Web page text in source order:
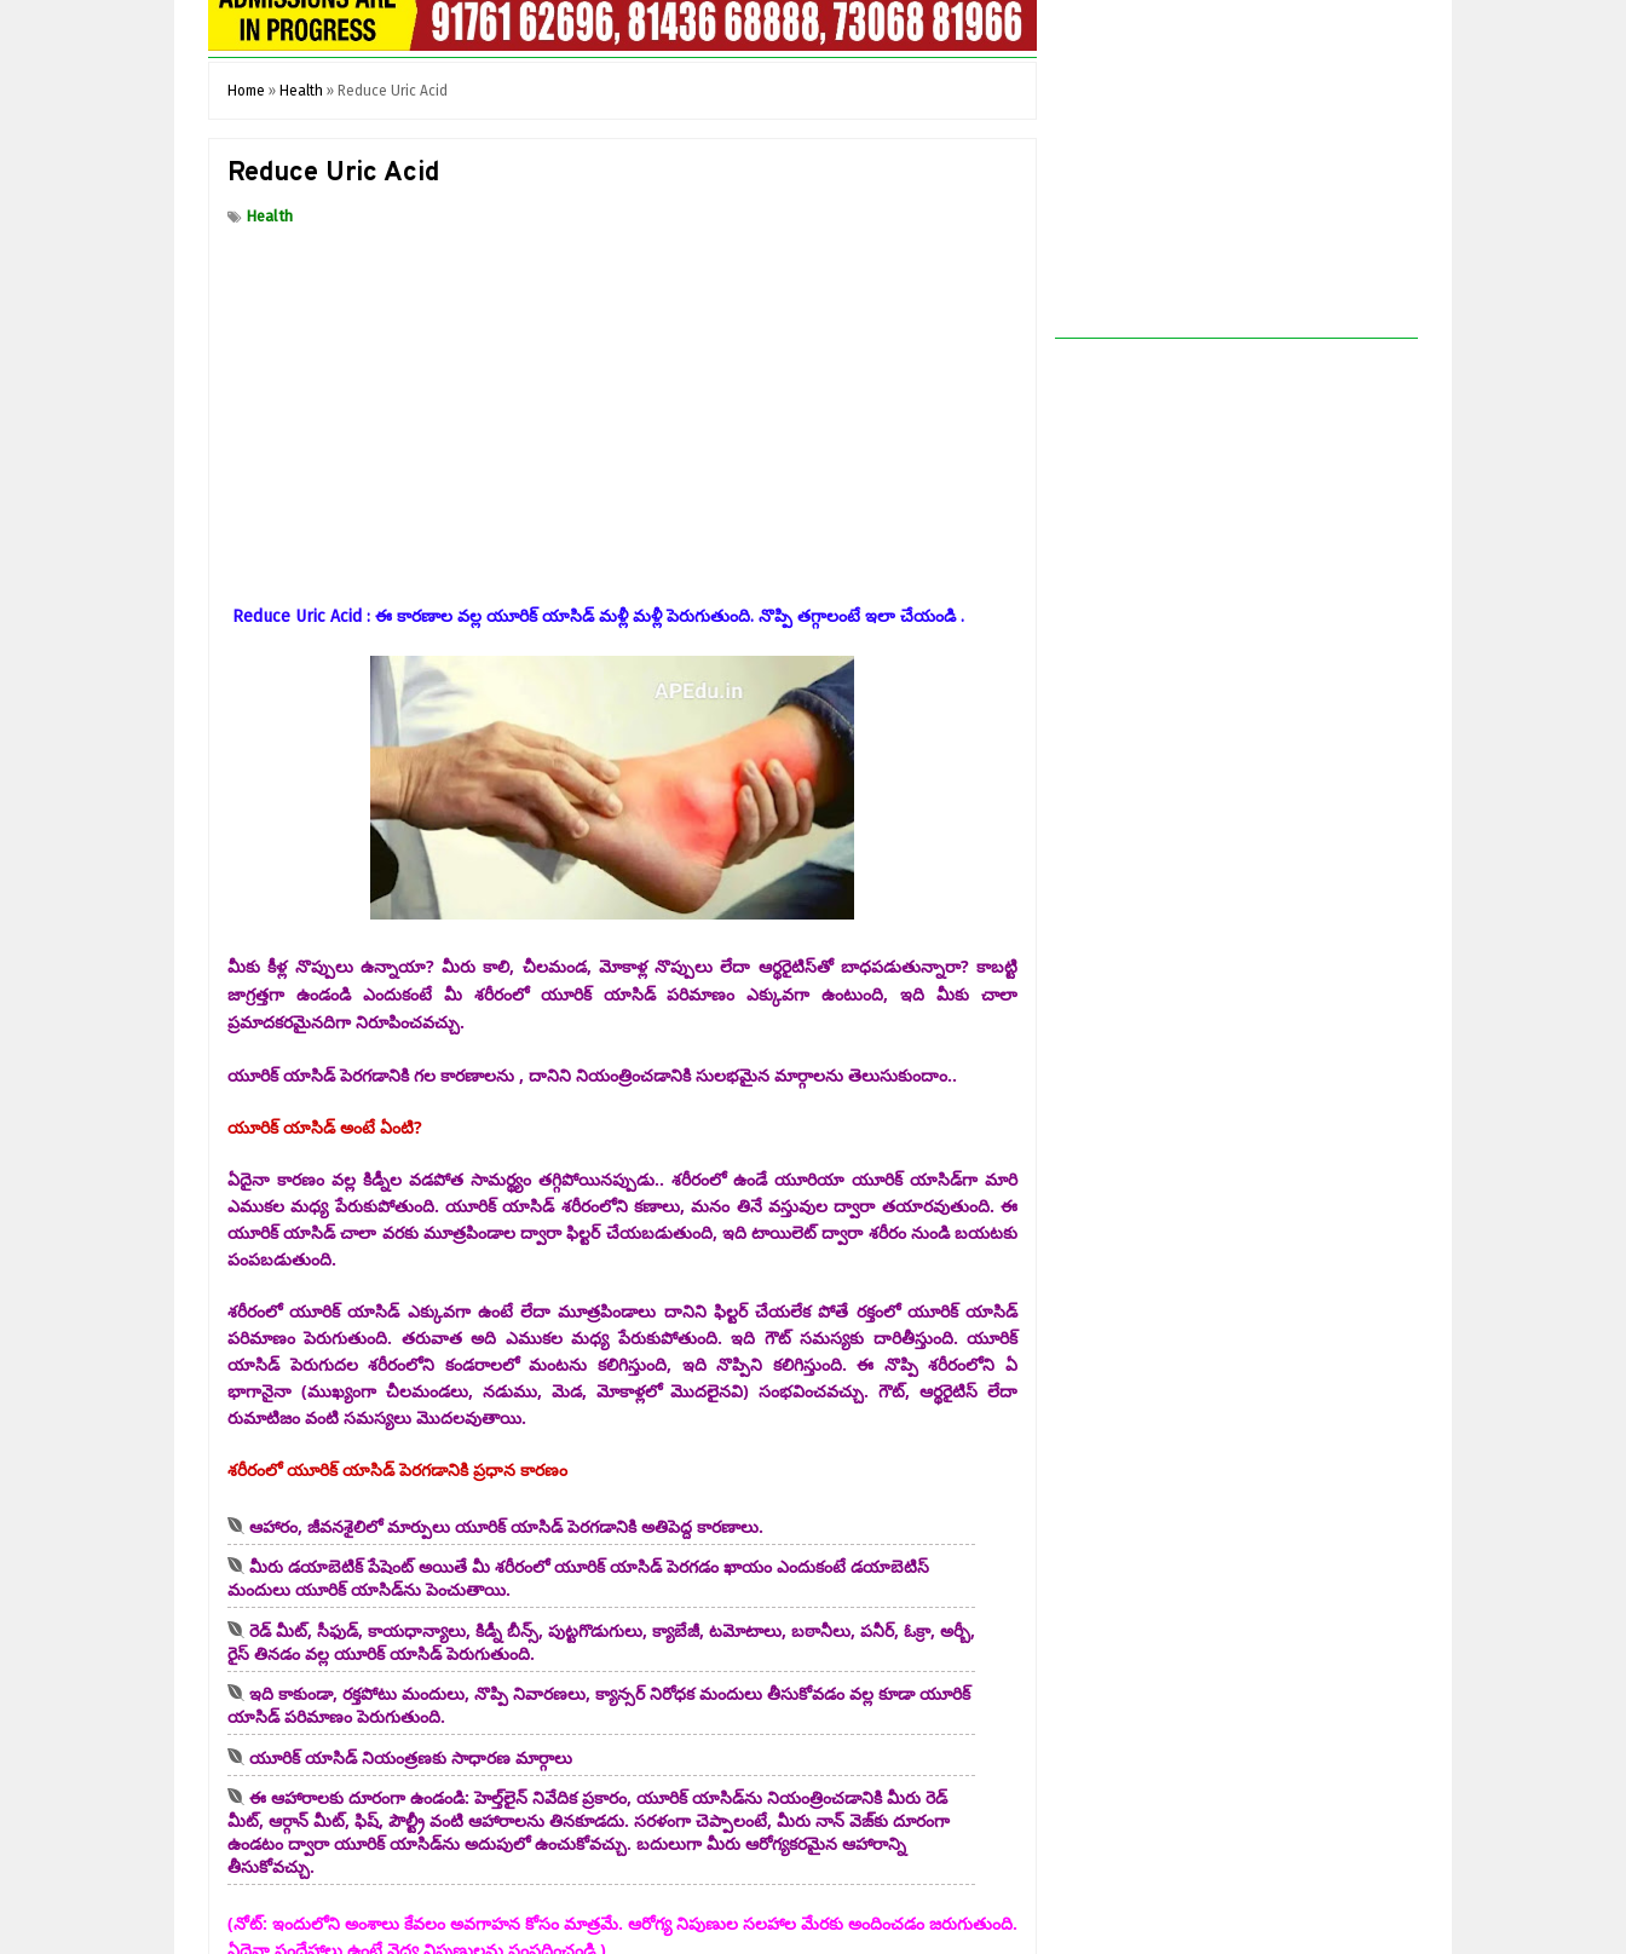
Home » Health » Reduce Uric Acid
Reduce Uric Acid
Health
Reduce Uric Acid : ఈ కారణాల వల్ల యూరిక్ యాసిడ్ మళ్లీ మళ్లీ పెరుగుతుంది. నొప్పి తగ్గాలంటే ఇలా చేయండి .
మీకు కీళ్ల నొప్పులు ఉన్నాయా? మీరు కాలి, చీలమండ, మోకాళ్ల నొప్పులు లేదా ఆర్థరైటిస్‌తో బాధపడుతున్నారా? కాబట్టి
జాగ్రత్తగా ఉండండి ఎందుకంటే మీ శరీరంలో యూరిక్ యాసిడ్ పరిమాణం ఎక్కువగా ఉంటుంది, ఇది మీకు చాలా
ప్రమాదకరమైనదిగా నిరూపించవచ్చు.
యూరిక్ యాసిడ్ పెరగడానికి గల కారణాలను , దానిని నియంత్రించడానికి సులభమైన మార్గాలను తెలుసుకుందాం..
యూరిక్ యాసిడ్ అంటే ఏంటి?
ఏదైనా కారణం వల్ల కిడ్నీల వడపోత సామర్థ్యం తగ్గిపోయినప్పుడు.. శరీరంలో ఉండే యూరియా యూరిక్ యాసిడ్‌గా మారి
ఎముకల మధ్య పేరుకుపోతుంది. యూరిక్ యాసిడ్ శరీరంలోని కణాలు, మనం తినే వస్తువుల ద్వారా తయారవుతుంది. ఈ
యూరిక్ యాసిడ్ చాలా వరకు మూత్రపిండాల ద్వారా ఫిల్టర్ చేయబడుతుంది, ఇది టాయిలెట్ ద్వారా శరీరం నుండి బయటకు
పంపబడుతుంది.
శరీరంలో యూరిక్ యాసిడ్ ఎక్కువగా ఉంటే లేదా మూత్రపిండాలు దానిని ఫిల్టర్ చేయలేక పోతే రక్తంలో యూరిక్ యాసిడ్
పరిమాణం పెరుగుతుంది. తరువాత అది ఎముకల మధ్య పేరుకుపోతుంది. ఇది గౌట్ సమస్యకు దారితీస్తుంది. యూరిక్
యాసిడ్ పెరుగుదల శరీరంలోని కండరాలలో మంటను కలిగిస్తుంది, ఇది నొప్పిని కలిగిస్తుంది. ఈ నొప్పి శరీరంలోని ఏ
భాగానైనా (ముఖ్యంగా చీలమండలు, నడుము, మెడ, మోకాళ్లలో మొదలైనవి) సంభవించవచ్చు. గౌట్, ఆర్థరైటిస్ లేదా
రుమాటిజం వంటి సమస్యలు మొదలవుతాయి.
శరీరంలో యూరిక్ యాసిడ్ పెరగడానికి ప్రధాన కారణం
ఆహారం, జీవనశైలిలో మార్పులు యూరిక్ యాసిడ్ పెరగడానికి అతిపెద్ద కారణాలు.
మీరు డయాబెటిక్ పేషెంట్ అయితే మీ శరీరంలో యూరిక్ యాసిడ్ పెరగడం ఖాయం ఎందుకంటే డయాబెటిస్
మందులు యూరిక్ యాసిడ్‌ను పెంచుతాయి.
రెడ్ మీట్, సీఫుడ్, కాయధాన్యాలు, కిడ్నీ బీన్స్, పుట్టగొడుగులు, క్యాబేజీ, టమోటాలు, బఠానీలు, పనీర్, ఓక్రా, అర్బీ,
రైస్ తినడం వల్ల యూరిక్ యాసిడ్ పెరుగుతుంది.
ఇది కాకుండా, రక్తపోటు మందులు, నొప్పి నివారణలు, క్యాన్సర్ నిరోధక మందులు తీసుకోవడం వల్ల కూడా యూరిక్
యాసిడ్ పరిమాణం పెరుగుతుంది.
యూరిక్ యాసిడ్ నియంత్రణకు సాధారణ మార్గాలు
ఈ ఆహారాలకు దూరంగా ఉండండి: హెల్త్‌లైన్ నివేదిక ప్రకారం, యూరిక్ యాసిడ్‌ను నియంత్రించడానికి మీరు రెడ్
మీట్, ఆర్గాన్ మీట్, ఫిష్, పౌల్ట్రీ వంటి ఆహారాలను తినకూడదు. సరళంగా చెప్పాలంటే, మీరు నాన్ వెజ్‌కు దూరంగా
ఉండటం ద్వారా యూరిక్ యాసిడ్‌ను అదుపులో ఉంచుకోవచ్చు. బదులుగా మీరు ఆరోగ్యకరమైన ఆహారాన్ని
తీసుకోవచ్చు.
(నోట్‌: ఇందులోని అంశాలు కేవలం అవగాహన కోసం మాత్రమే. ఆరోగ్య నిపుణుల సలహాల మేరకు అందించడం జరుగుతుంది.